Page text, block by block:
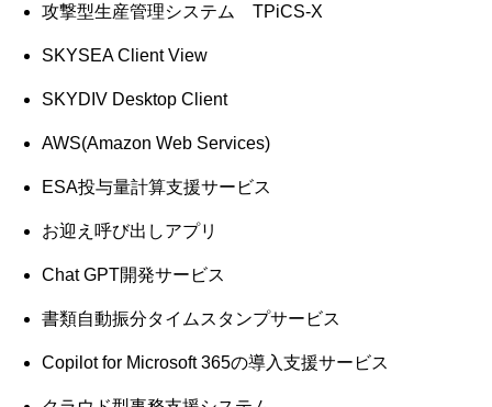
攻撃型生産管理システム TPiCS-X
SKYSEA Client View
SKYDIV Desktop Client
AWS(Amazon Web Services)
ESA投与量計算支援サービス
お迎え呼び出しアプリ
Chat GPT開発サービス
書類自動振分タイムスタンプサービス
Copilot for Microsoft 365の導入支援サービス